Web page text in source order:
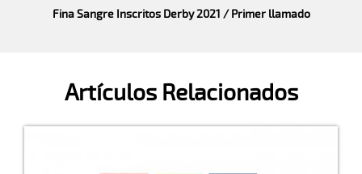
Fina Sangre Inscritos Derby 2021 / Primer llamado
Artículos Relacionados